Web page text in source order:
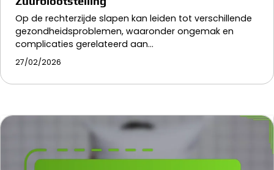
Op de rechterzijde slapen kan leiden tot verschillende
gezondheidsproblemen, waaronder ongemak en
complicaties gerelateerd aan…
27/02/2026